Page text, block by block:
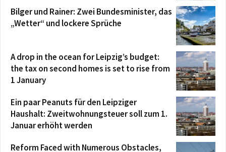
Bilger und Rainer: Zwei Bundesminister, das
„Wetter“ und lockere Sprüche
A drop in the ocean for Leipzig’s budget:
the tax on second homes is set to rise from
1 January
Ein paar Peanuts für den Leipziger
Haushalt: Zweitwohnungsteuer soll zum 1.
Januar erhöht werden
Reform Faced with Numerous Obstacles,